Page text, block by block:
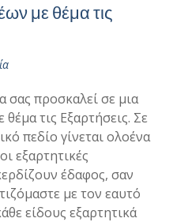
με θέμα τις
προσκαλεί σε μια
τις Εξαρτήσεις. Σε
πεδίο γίνεται ολοένα
εξαρτητικές
έδαφος, σαν
με τον εαυτό
είδους εξαρτητικά